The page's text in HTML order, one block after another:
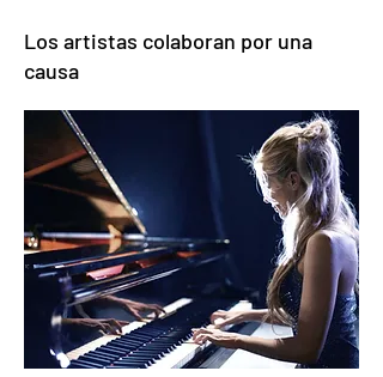
Los artistas colaboran por una
causa